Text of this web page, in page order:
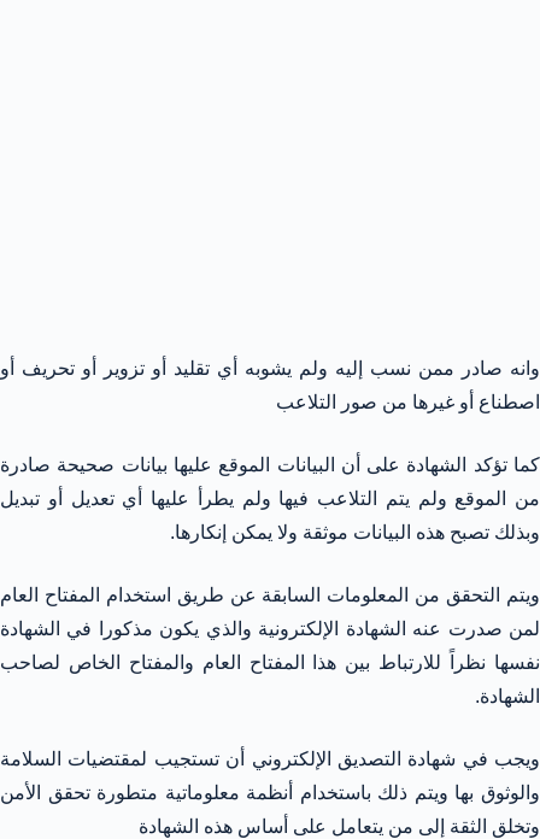
وانه صادر ممن نسب إليه ولم يشوبه أي تقليد أو تزوير أو تحريف أو
اصطناع أو غيرها من صور التلاعب
كما تؤكد الشهادة على أن البيانات الموقع عليها بيانات صحيحة صادرة
من الموقع ولم يتم التلاعب فيها ولم يطرأ عليها أي تعديل أو تبديل
وبذلك تصبح هذه البيانات موثقة ولا يمكن إنكارها.
ويتم التحقق من المعلومات السابقة عن طريق استخدام المفتاح العام
لمن صدرت عنه الشهادة الإلكترونية والذي يكون مذكورا في الشهادة
نفسها نظراً للارتباط بين هذا المفتاح العام والمفتاح الخاص لصاحب
الشهادة.
ويجب في شهادة التصديق الإلكتروني أن تستجيب لمقتضيات السلامة
والوثوق بها ويتم ذلك باستخدام أنظمة معلوماتية متطورة تحقق الأمن
وتخلق الثقة إلى من يتعامل على أساس هذه الشهادة